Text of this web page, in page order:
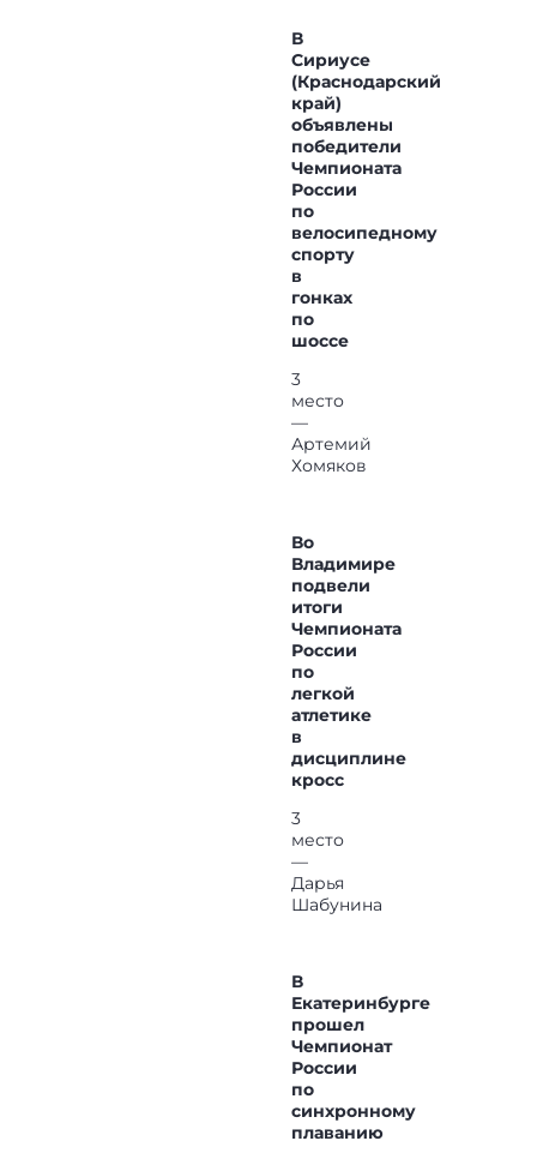
В
Сириусе
(Краснодарский
край)
объявлены
победители
Чемпионата
России
по
велосипедному
спорту
в
гонках
по
шоссе
3
место
—
Артемий
Хомяков
Во
Владимире
подвели
итоги
Чемпионата
России
по
легкой
атлетике
в
дисциплине
кросс
3
место
—
Дарья
Шабунина
В
Екатеринбурге
прошел
Чемпионат
России
по
синхронному
плаванию